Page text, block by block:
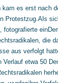
kam es erst nach
Protestzug.Als
fotografierte
die
aus verfolgt
Verlauf etwa 50